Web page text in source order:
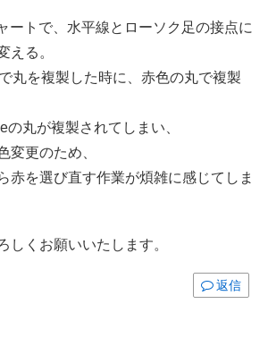
ートで、水平線とローソク足の接点に
える。
丸を複製した時に、赤色の丸で複製
丸が複製されてしまい、
変更のため、
赤を選び直す作業が煩雑に感じてしま
しくお願いいたします。
返信